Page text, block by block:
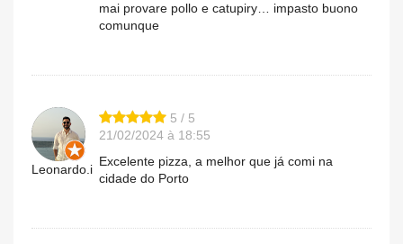
mai provare pollo e catupiry… impasto buono
comunque
Leonardo.i
5 / 5
21/02/2024 à 18:55
Excelente pizza, a melhor que já comi na
cidade do Porto